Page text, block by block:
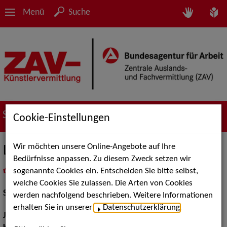
Menü Suche
Suche nach Künstler*innen
Lisa Sophie Kusz
als PDF speichern
inMeine Merklistelegen
Schauspiel:Bühne
Jahrgang:
Cookie-Einstellungen
Wir möchten unsere Online-Angebote auf Ihre
Bedürfnisse anpassen. Zu diesem Zweck setzen wir
sogenannte Cookies ein. Entscheiden Sie bitte selbst,
welche Cookies Sie zulassen. Die Arten von Cookies
werden nachfolgend beschrieben. Weitere Informationen
erhalten Sie in unserer
Datenschutzerklärung